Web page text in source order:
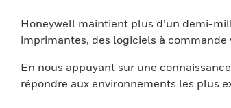
Honeywell maintient plus d’un demi-
imprimantes, des logiciels à
En nous appuyant sur une
répondre aux environnements les plus